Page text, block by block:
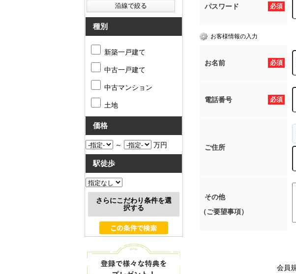
必須
パスワード
お客様情報の入力
必須
お名前
必須
電話番号
ご住所
その他
（ご要望事項）
会員
種別
新築一戸建て
中古一戸建て
中古マンション
土地
価格
～ 万円
駅徒歩
さらにこだわり条件を選
択する